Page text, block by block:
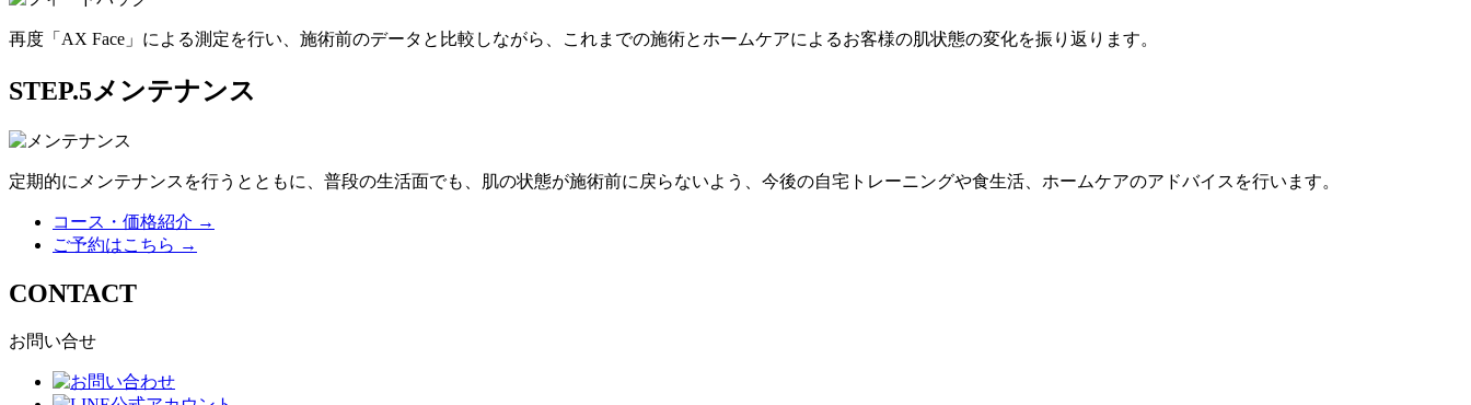
再度「AX Face」による測定を行い、施術前のデータと比較しながら、これまでの施術とホームケアによるお客様の肌状態の変化を振り返ります。
STEP.5メンテナンス
定期的にメンテナンスを行うとともに、普段の生活面でも、肌の状態が施術前に戻らないよう、今後の自宅トレーニングや食生活、ホームケアのアドバイスを行います。
コース・価格紹介 →
ご予約はこちら →
CONTACT
お問い合せ